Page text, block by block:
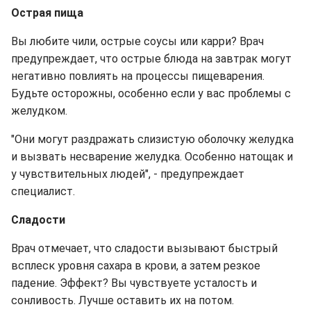
Острая пища
Вы любите чили, острые соусы или карри? Врач
предупреждает, что острые блюда на завтрак могут
негативно повлиять на процессы пищеварения.
Будьте осторожны, особенно если у вас проблемы с
желудком.
"Они могут раздражать слизистую оболочку желудка
и вызвать несварение желудка. Особенно натощак и
у чувствительных людей", - предупреждает
специалист.
Сладости
Врач отмечает, что сладости вызывают быстрый
всплеск уровня сахара в крови, а затем резкое
падение. Эффект? Вы чувствуете усталость и
сонливость. Лучше оставить их на потом.